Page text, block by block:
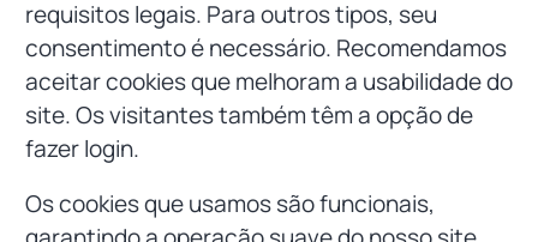
requisitos legais. Para outros tipos, seu
consentimento é necessário. Recomendamos
aceitar cookies que melhoram a usabilidade do
site. Os visitantes também têm a opção de
fazer login.
Os cookies que usamos são funcionais,